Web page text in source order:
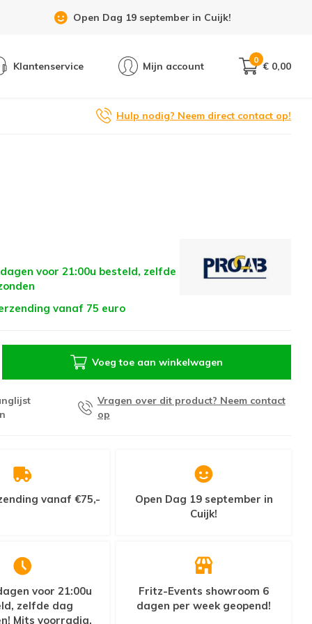
Showroom 6 dagen per week geopend!
Klantenservice Mijn account
0
€ 0,00
Hulp nodig? Neem direct contact op!
voor 21:00u besteld, zelfde
vanaf 75 euro
Voeg toe aan winkelwagen
Vragen over dit product? Neem contact
op
vanaf €75,-
Open Dag 19 september in
Cuijk!
voor 21:00u
zelfde dag
Mits voorradig.
Fritz-Events showroom 6
dagen per week geopend!